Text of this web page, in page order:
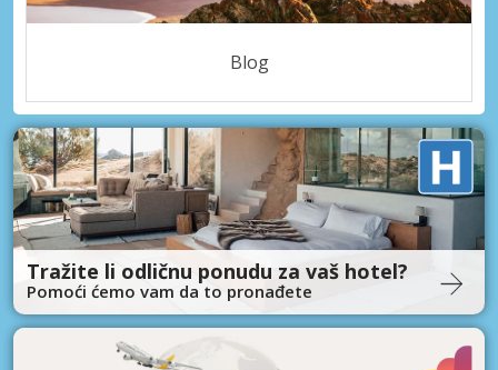
Blog
Tražite li odličnu ponudu za vaš hotel?
Pomoći ćemo vam da to pronađete